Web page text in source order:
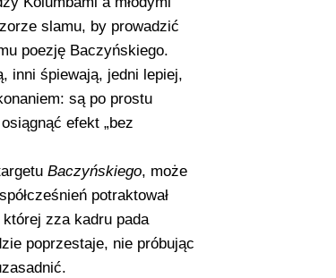
slamu, by prowadzić
poezję Baczyńskiego.
inni śpiewają, jedni lepiej,
są po prostu
efekt „bez
Baczyńskiego, może
potraktował
zza kadru pada
poprzestaje, nie próbując